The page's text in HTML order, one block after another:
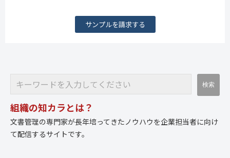
サンプルを請求する
組織の知カラとは？
文書管理の専門家が長年培ってきたノウハウを企業担当者に向け
て配信するサイトです。